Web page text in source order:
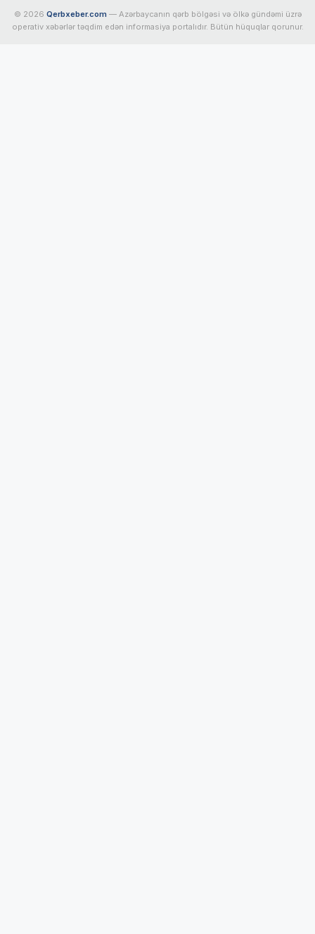
© 2026 Qerbxeber.com — Azərbaycanın qərb bölgəsi və ölkə gündəmi üzrə
operativ xəbərlər təqdim edən informasiya portalıdır. Bütün hüquqlar qorunur.